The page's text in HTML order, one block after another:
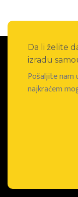
Da li želite
izradu
Pošaljite nam
najkraćem